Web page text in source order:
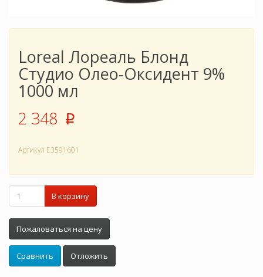
Loreal Лореаль Блонд
Студио Олео-Оксидент 9%
1000 мл
2 348 p
Артикул E3591601
В корзину
Пожаловаться на цену
Сравнить Отложить